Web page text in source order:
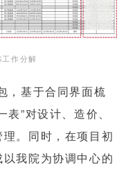
作分解
，基于合同界面梳
”对设计、造价、
。同时，在项目初
我院为协调中心的